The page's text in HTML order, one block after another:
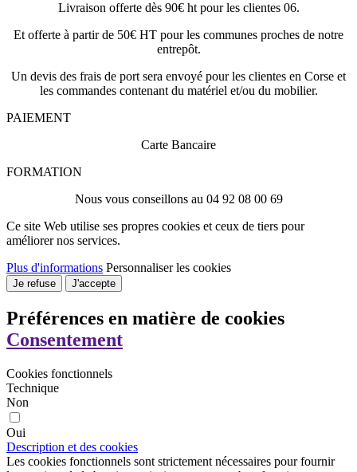
Livraison offerte dès 90€ ht pour les clientes 06.
Et offerte à partir de 50€ HT pour les communes proches de notre
entrepôt.
Un devis des frais de port sera envoyé pour les clientes en Corse et
les commandes contenant du matériel et/ou du mobilier.
PAIEMENT
Carte Bancaire
FORMATION
Nous vous conseillons au 04 92 08 00 69
Ce site Web utilise ses propres cookies et ceux de tiers pour
améliorer nos services.
Plus d'informations Personnaliser les cookies
Je refuse J'accepte
Préférences en matière de cookies
Consentement
Cookies fonctionnels
Technique
Non
Oui
Description et des cookies
Les cookies fonctionnels sont strictement nécessaires pour fournir